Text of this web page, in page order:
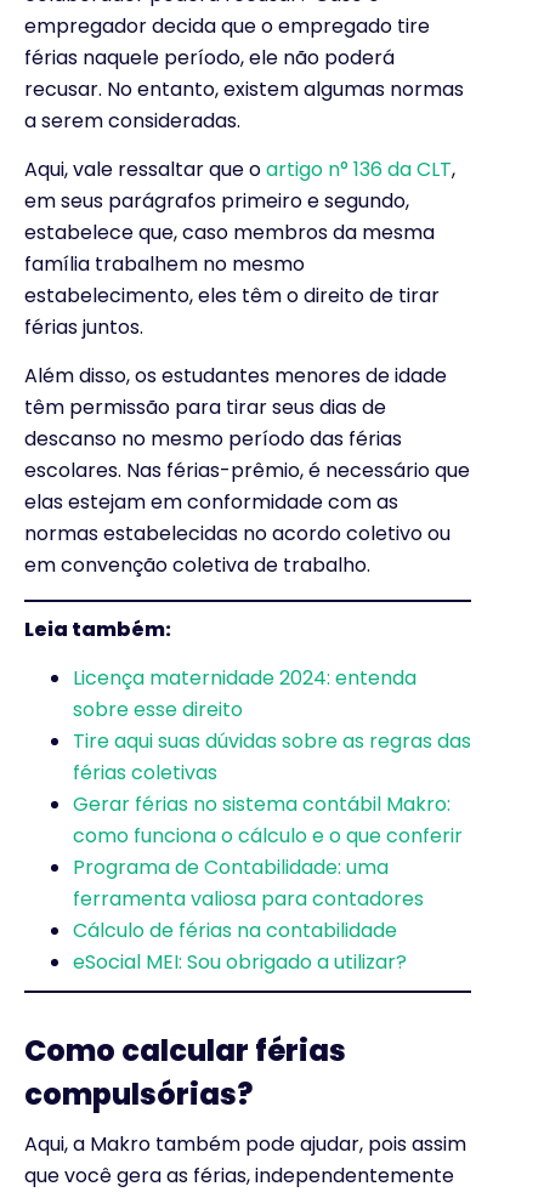
empregador decida que o empregado tire
férias naquele período, ele não poderá
recusar. No entanto, existem algumas normas
a serem consideradas.
Aqui, vale ressaltar que oartigo n° 136 da CLT,
em seus parágrafos primeiro e segundo,
estabelece que, caso membros da mesma
família trabalhem no mesmo
estabelecimento, eles têm o direito de tirar
férias juntos.
Além disso, os estudantes menores de idade
têm permissão para tirar seus dias de
descanso no mesmo período das férias
escolares. Nas férias-prêmio, é necessário que
elas estejam em conformidade com as
normas estabelecidas no acordo coletivo ou
em convenção coletiva de trabalho.
Leia também:
Licença maternidade 2024: entenda
sobre esse direito
Tire aqui suas dúvidas sobre as regras das
férias coletivas
Gerar férias no sistema contábil Makro:
como funciona o cálculo e o que conferir
Programa de Contabilidade: uma
ferramenta valiosa para contadores
Cálculo de férias na contabilidade
eSocial MEI: Sou obrigado a utilizar?
Como calcular férias
compulsórias?
Aqui, a Makro também pode ajudar, pois assim
que você gera as férias, independentemente